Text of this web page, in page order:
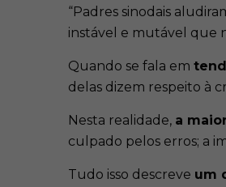
“Padres sinodais
instável e mutável que
Quando se fala em
delas dizem respeito à
Nesta realidade, a
culpado pelos erros; a
Tudo isso descreve um